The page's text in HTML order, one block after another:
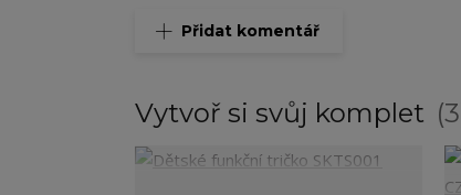
Přidat komentář
Vytvoř si svůj komplet 3